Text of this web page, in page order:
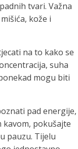
tvari. Važna
kože i
na to kako se
suha
mogu biti
pad energije,
kavom, pokušajte
pauzu. Tijelu